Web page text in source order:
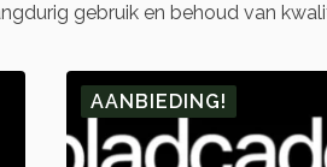
gebruik en behoud van
AANBIEDING!